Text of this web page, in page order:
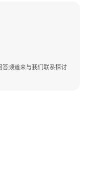
频道来与我们联系探讨